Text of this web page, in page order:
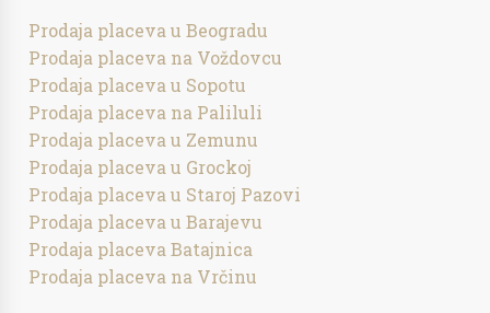
Prodaja placeva u Beogradu
Prodaja placeva na Voždovcu
Prodaja placeva u Sopotu
Prodaja placeva na Paliluli
Prodaja placeva u Zemunu
Prodaja placeva u Grockoj
Prodaja placeva u Staroj Pazovi
Prodaja placeva u Barajevu
Prodaja placeva Batajnica
Prodaja placeva na Vrčinu